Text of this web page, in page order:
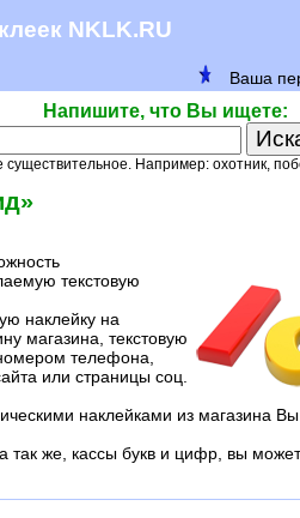
NKLK.RU
Напишите, что Вы ищете:
существительное. Например: охотник,
текстовую
наклейку на
магазина, текстовую
телефона,
или страницы соц.
наклейками из магазина
так же, кассы букв и цифр, вы